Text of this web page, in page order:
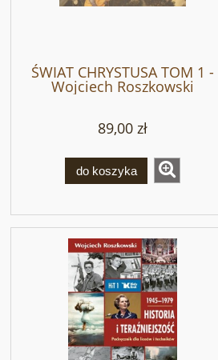
ŚWIAT CHRYSTUSA TOM 1 -
Wojciech Roszkowski
89,00 zł
do koszyka